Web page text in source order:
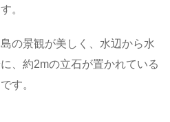
。
の景観が美しく、水辺から水
、約2mの立石が置かれている
す。